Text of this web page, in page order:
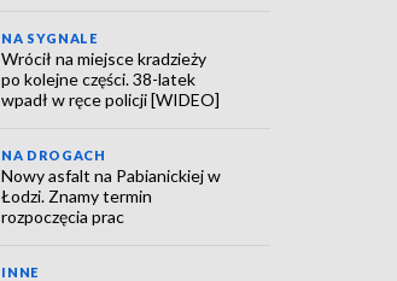
NA SYGNALE
Wrócił na miejsce kradzieży
po kolejne części. 38-latek
wpadł w ręce policji [WIDEO]
NA DROGACH
Nowy asfalt na Pabianickiej w
Łodzi. Znamy termin
rozpoczęcia prac
INNE